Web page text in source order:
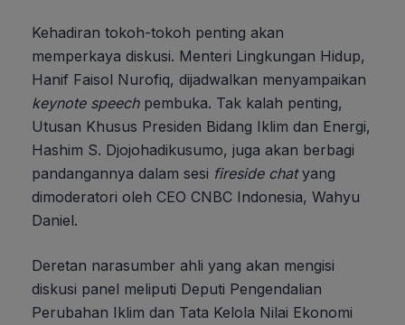
Kehadiran tokoh-tokoh penting akan
memperkaya diskusi. Menteri Lingkungan Hidup,
Hanif Faisol Nurofiq, dijadwalkan menyampaikan
keynote speechpembuka. Tak kalah penting,
Utusan Khusus Presiden Bidang Iklim dan Energi,
Hashim S. Djojohadikusumo, juga akan berbagi
pandangannya dalam sesi fireside chatyang
dimoderatori oleh CEO CNBC Indonesia, Wahyu
Daniel.
Deretan narasumber ahli yang akan mengisi
diskusi panel meliputi Deputi Pengendalian
Perubahan Iklim dan Tata Kelola Nilai Ekonomi